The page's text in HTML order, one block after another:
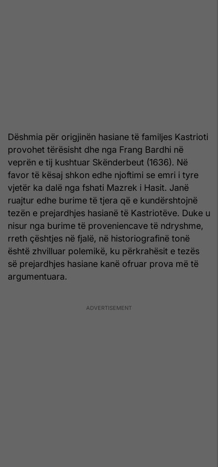
Dëshmia për origjinën hasiane të familjes Kastrioti
provohet tërësisht dhe nga Frang Bardhi në
veprën e tij kushtuar Skënderbeut (1636). Në
favor të kësaj shkon edhe njoftimi se emri i tyre
vjetër ka dalë nga fshati Mazrek i Hasit. Janë
ruajtur edhe burime të tjera që e kundërshtojnë
tezën e prejardhjes hasianë të Kastriotëve. Duke u
nisur nga burime të proveniencave të ndryshme,
rreth çështjes në fjalë, në historiografinë tonë
është zhvilluar polemikë, ku përkrahësit e tezës
së prejardhjes hasiane kanë ofruar prova më të
argumentuara.